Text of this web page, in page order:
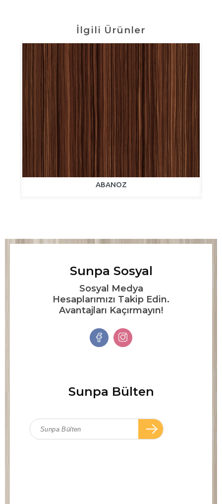
İlgili Ürünler
ABANOZ
Sunpa Sosyal
Sosyal Medya
Hesaplarımızı Takip Edin.
Avantajları Kaçırmayın!
Sunpa Bülten